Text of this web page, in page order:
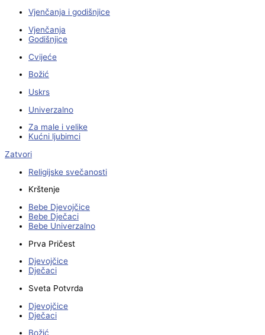
Vjenčanja i godišnjice
Vjenčanja
Godišnjice
Cvijeće
Božić
Uskrs
Univerzalno
Za male i velike
Kućni ljubimci
Zatvori
Religijske svečanosti
Krštenje
Bebe Djevojčice
Bebe Dječaci
Bebe Univerzalno
Prva Pričest
Djevojčice
Dječaci
Sveta Potvrda
Djevojčice
Dječaci
Božić